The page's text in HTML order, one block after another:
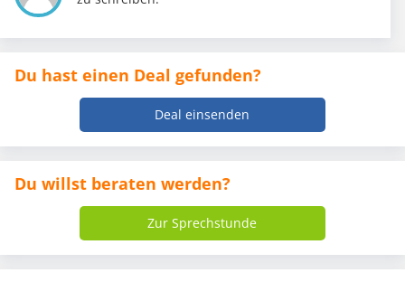
Du hast einen Deal gefunden?
Deal einsenden
Du willst beraten werden?
Zur Sprechstunde